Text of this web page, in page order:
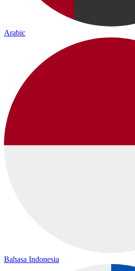
Arabic
Bahasa Indonesia